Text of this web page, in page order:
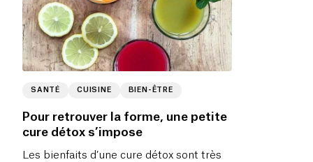
SANTÉ CUISINE BIEN-ÊTRE
Pour retrouver la forme, une petite
cure détox s’impose
Les bienfaits d’une cure détox sont très